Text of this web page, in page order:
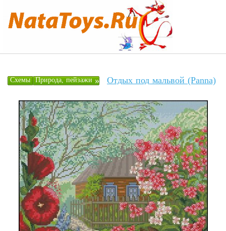
Схемы »
Природа, пейзажи Отдых под мальвой (Panna)